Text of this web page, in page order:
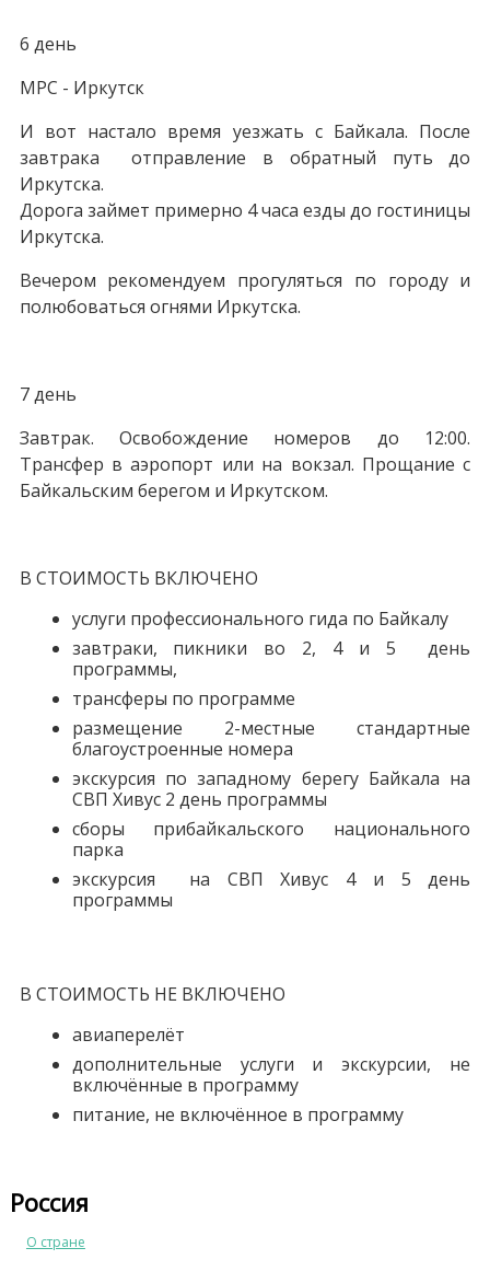
6 день
МРС - Иркутск
И вот настало время уезжать с Байкала. После
завтрака отправление в обратный путь до
Иркутска.
Дорога займет примерно 4 часа езды до гостиницы
Иркутска.
Вечером рекомендуем прогуляться по городу и
полюбоваться огнями Иркутска.
7 день
Завтрак. Освобождение номеров до 12:00.
Трансфер в аэропорт или на вокзал. Прощание с
Байкальским берегом и Иркутском.
В СТОИМОСТЬ ВКЛЮЧЕНО
услуги профессионального гида по Байкалу
завтраки, пикники во 2, 4 и 5 день
программы,
трансферы по программе
размещение 2-местные стандартные
благоустроенные номера
экскурсия по западному берегу Байкала на
СВП Хивус 2 день программы
сборы прибайкальского национального
парка
экскурсия на СВП Хивус 4 и 5 день
программы
В СТОИМОСТЬ НЕ ВКЛЮЧЕНО
авиаперелёт
дополнительные услуги и экскурсии, не
включённые в программу
питание, не включённое в программу
Россия
О стране